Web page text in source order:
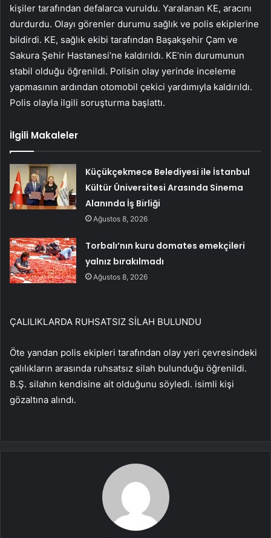
kişiler tarafından defalarca vuruldu. Yaralanan KE, aracını
durdurdu. Olayı görenler durumu sağlık ve polis ekiplerine
bildirdi. KE, sağlık ekibi tarafından Başakşehir Çam ve
Sakura Şehir Hastanesi’ne kaldırıldı. KE’nin durumunun
stabil olduğu öğrenildi. Polisin olay yerinde inceleme
yapmasının ardından otomobil çekici yardımıyla kaldırıldı.
Polis olayla ilgili soruşturma başlattı.
İlgili Makaleler
Küçükçekmece Belediyesi ile İstanbul
Kültür Üniversitesi Arasında Sinema
Alanında İş Birliği
Ağustos 8, 2026
Torbalı’nın kuru domates emekçileri
yalnız bırakılmadı
Ağustos 8, 2026
ÇALILIKLARDA RUHSATSIZ SİLAH BULUNDU
Öte yandan polis ekipleri tarafından olay yeri çevresindeki
çalılıkların arasında ruhsatsız silah bulunduğu öğrenildi.
B.Ş. silahın kendisine ait olduğunu söyledi. isimli kişi
gözaltına alındı.